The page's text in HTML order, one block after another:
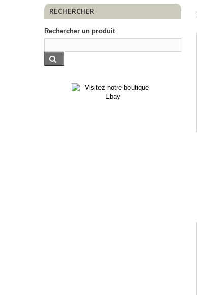
RECHERCHER
Rechercher un produit